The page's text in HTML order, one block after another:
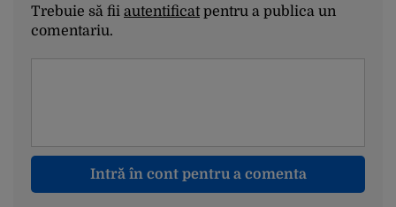
Trebuie să fii autentificatpentru a publica un
comentariu.
Intră în cont pentru a comenta